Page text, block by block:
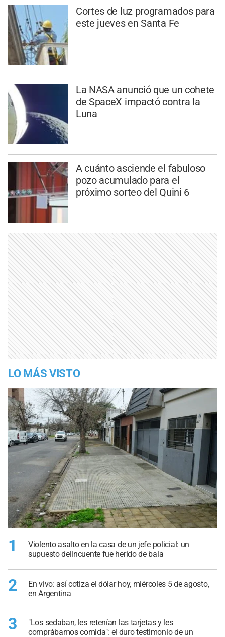
Cortes de luz programados para
este jueves en Santa Fe
La NASA anunció que un cohete
de SpaceX impactó contra la
Luna
A cuánto asciende el fabuloso
pozo acumulado para el
próximo sorteo del Quini 6
LO MÁS VISTO
1
Violento asalto en la casa de un jefe policial: un
supuesto delincuente fue herido de bala
2
En vivo: así cotiza el dólar hoy, miércoles 5 de agosto,
en Argentina
3
"Los sedaban, les retenían las tarjetas y les
comprábamos comida": el duro testimonio de un